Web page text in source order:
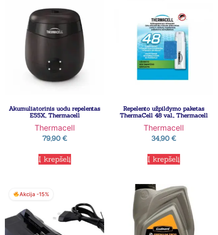
Akumuliatorinis uodu repelentas
E55X, Thermacell
Thermacell
79,90€
Į krepšelį
Repelento užpildymo paketas
ThermaCell 48 val., Thermacell
Thermacell
34,90€
Į krepšelį
Akcija -15%